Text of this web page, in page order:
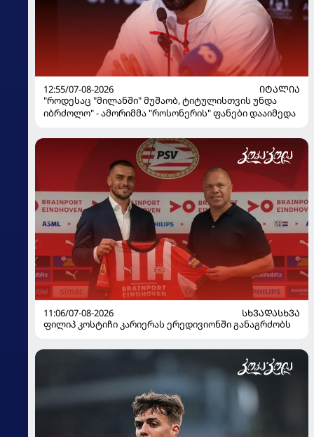
12:55/07-08-2026
ᲘᲢᲐᲚᲘᲐ
"როდესაც "მილანში" მუშაობ, ტიტულისთვის უნდა
იბრძოლო" - ამორიმმა "როსონერის" ფანები დააიმედა
11:06/07-08-2026
ᲡᲮᲕᲐᲓᲐᲡᲮᲕᲐ
ფილიპ კოსტიჩი კარიერას ერედივიონში განაგრძობს